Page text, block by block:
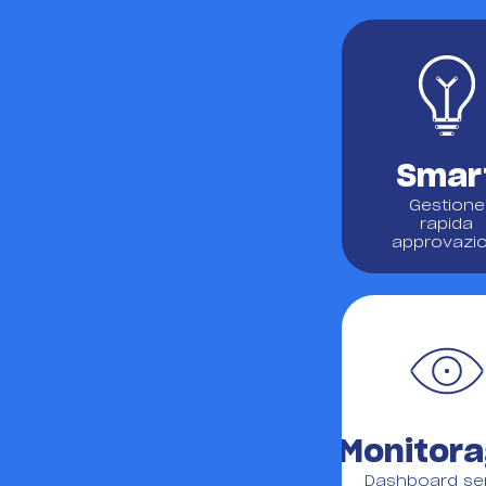
Agenzie del lavoro
Digitalizza la gestione del
Gestisci attrezzature e
Gestione
rapida
Dashboard